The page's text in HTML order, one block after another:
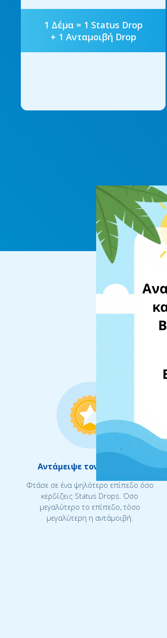
1 Δέμα = 1 Status Drop
+ 1 Ανταμοιβή Drop
Αντάμειψε τον εαυτό σου
Φτάσε σε ένα ψηλότερο επίπεδο όσο
κερδίζεις Status Drops. Όσο
μεγαλύτερο το επίπεδο, τόσο
μεγαλύτερη η αντάμοιβή.